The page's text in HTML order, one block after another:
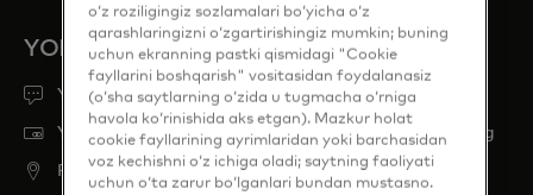
YORDAM KERAKMI?
Yordam oling
Yo'qolgan yoki o'g'irlangan karta haqida xabar bering
Find ATM
o‘z roziligingiz sozlamalari bo‘yicha o‘z
qarashlaringizni o‘zgartirishingiz mumkin; buning
uchun ekranning pastki qismidagi "Cookie
fayllarini boshqarish" vositasidan foydalanasiz
(o‘sha saytlarning o‘zida u tugmacha o‘rniga
havola ko‘rinishida aks etgan). Mazkur holat
cookie fayllarining ayrimlaridan yoki barchasidan
voz kechishni o‘z ichiga oladi; saytning faoliyati
uchun o‘ta zarur bo‘lganlari bundan mustasno.